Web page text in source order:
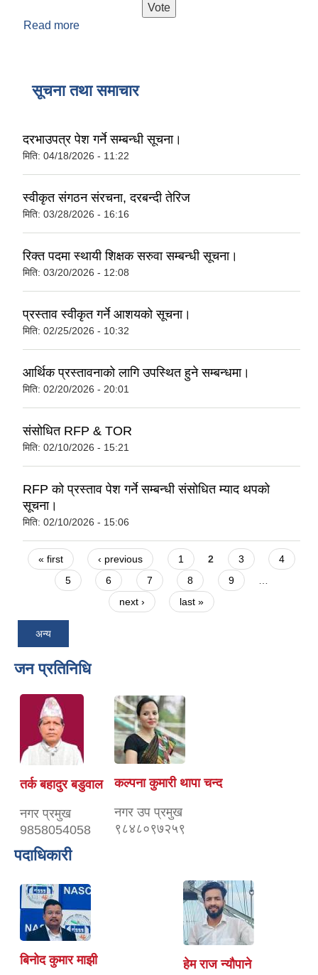
Read more
सूचना तथा समाचार
दरभाउपत्र पेश गर्ने सम्बन्धी सूचना।
मिति: 04/18/2026 - 11:22
स्वीकृत संगठन संरचना, दरबन्दी तेरिज
मिति: 03/28/2026 - 16:16
रिक्त पदमा स्थायी शिक्षक सरुवा सम्बन्धी सूचना।
मिति: 03/20/2026 - 12:08
प्रस्ताव स्वीकृत गर्ने आशयको सूचना।
मिति: 02/25/2026 - 10:32
आर्थिक प्रस्तावनाको लागि उपस्थित हुने सम्बन्धमा।
मिति: 02/20/2026 - 20:01
संसोधित RFP & TOR
मिति: 02/10/2026 - 15:21
RFP को प्रस्ताव पेश गर्ने सम्बन्धी संसोधित म्याद थपको
सूचना।
मिति: 02/10/2026 - 15:06
Pages
« first ‹ previous 1 2 3
4
5
6 7 8 9
…
next ›
last »
अन्य
जन प्रतिनिधि
तर्क बहादुर बडुवाल
नगर प्रमुख
9858054058
कल्पना कुमारी थापा चन्द
नगर उप प्रमुख
९८४८०९७२५९
पदाधिकारी
बिनोद कुमार माझी हेम राज न्यौपाने